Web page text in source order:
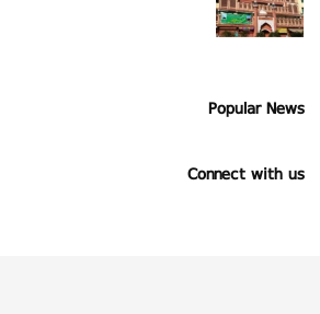
Popular News
Connect with us